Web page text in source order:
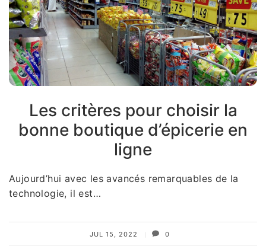
Les critères pour choisir la
bonne boutique d’épicerie en
ligne
Aujourd’hui avec les avancés remarquables de la
technologie, il est…
JUL 15, 2022 0